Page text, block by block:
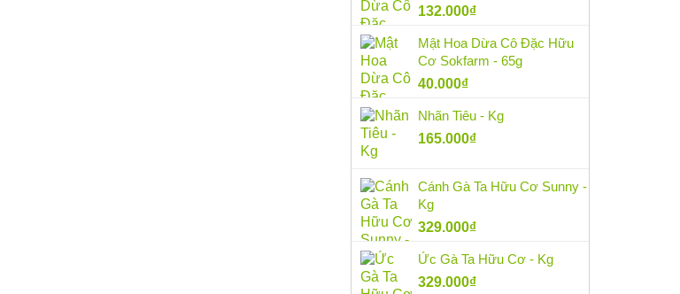
132.000₫
Mật Hoa Dừa Cô Đặc Hữu
Cơ Sokfarm - 65g
40.000₫
Nhãn Tiêu - Kg
165.000₫
Cánh Gà Ta Hữu Cơ Sunny -
Kg
329.000₫
Ức Gà Ta Hữu Cơ - Kg
329.000₫